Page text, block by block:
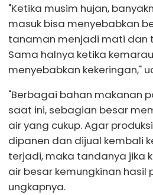
"Ketika musim hujan,
masuk bisa menyebabkan
tanaman menjadi mati dan
Sama halnya ketika
menyebabkan kekeringan,"
"Berbagai bahan makanan
saat ini, sebagian besar
air yang cukup. Agar
dipanen dan dijual kembali
terjadi, maka tandanya jika
air besar kemungkinan hasil
ungkapnya.